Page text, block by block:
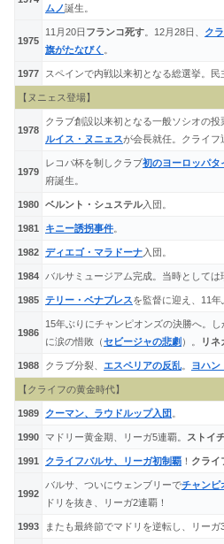
ムノ誕生。
1975
11月20日 フランコ死す 。12月28日、 ク
旗がたなびく
1977 スペインで内戦以来初となる総選挙。民
【ヌニェス登場】
1978
クラブ創設以来初となる一般ソシオの投
ルイス・ヌニェスが会長就任。クライフ
1979
レコパ杯を制しクラブ初のヨーロッパタ
府誕生。
1980 ベルント・シュステル入団。
1981 キニー誘拐事件
1982 ディエゴ・マラドーナ 入団。
1984 バルサミュージアム完成。当時としては
1985 テリー・ベナブレスを監督に迎え、11年
1986
15年ぶりにチャンピオンズの決勝へ。
に涙の惜敗（セビージャの悲劇 ）。 リネ
1988 クラブ分裂、 エスペリアの反乱 ヨハン
【クライフの黄金時代】
1989 クーマン、ラウドルップ入団
1990 マドリー黄金期、リーガ5連覇。 ストイ
1991 クライフバルサ、リーガ初制覇 ！ クライ
1992
バルサ、ついにウェンブリーでチャンピ
ドリを抜き、リーガ2連覇！
1993 またも最終節でマドリを逆転し、リーガ